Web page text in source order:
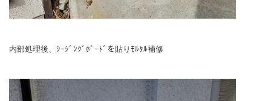
内部処理後、ｼｰｼﾞﾝｸﾞﾎﾞｰﾄﾞを貼りﾓﾙﾀﾙ補修